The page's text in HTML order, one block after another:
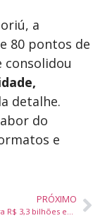
a
80 pontos de
consolidou
detalhe.
do
e
PRÓXIMO
BNDES libera R$ 3,3 bilhões em SC para setor naval, rodovias e agroindústria